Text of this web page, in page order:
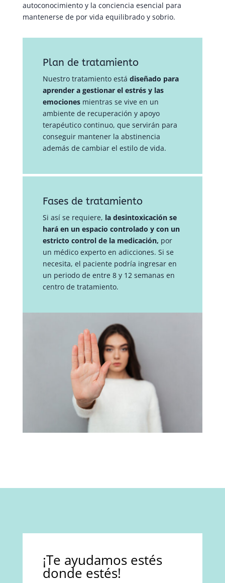
autoconocimiento y la conciencia esencial para
mantenerse de por vida equilibrado y sobrio.
Plan de tratamiento
Nuestro tratamiento está diseñado para
aprender a gestionar el estrés y las
emocionesmientras se vive en un
ambiente de recuperación y apoyo
terapéutico continuo, que servirán para
conseguir mantener la abstinencia
además de cambiar el estilo de vida.
Fases de tratamiento
Si así se requiere, la desintoxicación se
hará en un espacio controlado y con un
estricto control de la medicación, por
un médico experto en adicciones. Si se
necesita, el paciente podría ingresar en
un periodo de entre 8 y 12 semanas en
centro de tratamiento.
¡Te ayudamos estés
donde estés!